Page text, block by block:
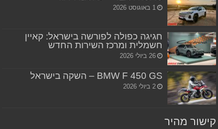
1 באוגוסט 2026
חגיגה כפולה לפורשה בישראל: קאיין
חשמלית ומרכז השירות החדש
26 ביולי 2026
BMW F 450 GS – השקה בישראל
2 ביולי 2026
מהיר